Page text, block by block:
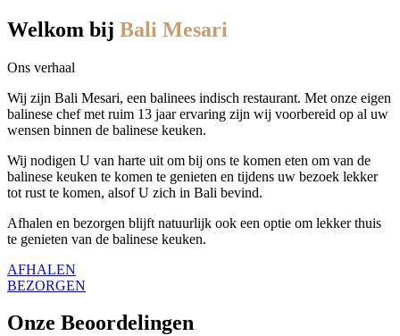
Welkom bij Bali Mesari
Ons verhaal
Wij zijn Bali Mesari, een balinees indisch restaurant. Met onze eigen
balinese chef met ruim 13 jaar ervaring zijn wij voorbereid op al uw
wensen binnen de balinese keuken.
Wij nodigen U van harte uit om bij ons te komen eten om van de
balinese keuken te komen te genieten en tijdens uw bezoek lekker
tot rust te komen, alsof U zich in Bali bevind.
Afhalen en bezorgen blijft natuurlijk ook een optie om lekker thuis
te genieten van de balinese keuken.
AFHALEN
BEZORGEN
Onze Beoordelingen